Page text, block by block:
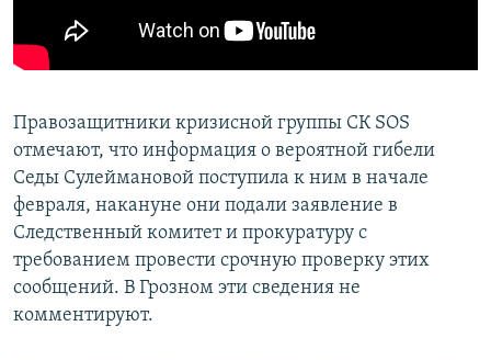
Правозащитники кризисной группы СК SOS
отмечают, что информация о вероятной гибели
Седы Сулеймановой поступила к ним в начале
февраля, накануне они подали заявление в
Следственный комитет и прокуратуру с
требованием провести срочную проверку этих
сообщений. В Грозном эти сведения не
комментируют.